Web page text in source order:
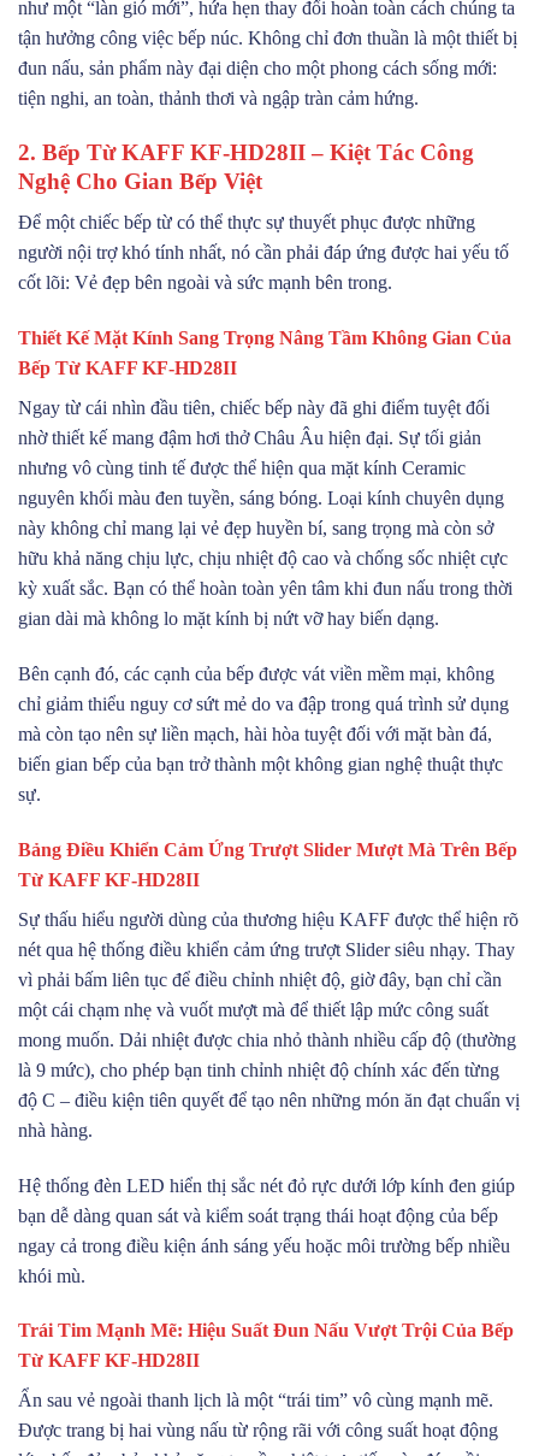
như một “làn gió mới”, hứa hẹn thay đổi hoàn toàn cách chúng ta
tận hưởng công việc bếp núc. Không chỉ đơn thuần là một thiết bị
đun nấu, sản phẩm này đại diện cho một phong cách sống mới:
tiện nghi, an toàn, thảnh thơi và ngập tràn cảm hứng.
2. Bếp Từ KAFF KF-HD28II – Kiệt Tác Công
Nghệ Cho Gian Bếp Việt
Để một chiếc bếp từ có thể thực sự thuyết phục được những
người nội trợ khó tính nhất, nó cần phải đáp ứng được hai yếu tố
cốt lõi: Vẻ đẹp bên ngoài và sức mạnh bên trong.
Thiết Kế Mặt Kính Sang Trọng Nâng Tầm Không Gian Của
Bếp Từ KAFF KF-HD28II
Ngay từ cái nhìn đầu tiên, chiếc bếp này đã ghi điểm tuyệt đối
nhờ thiết kế mang đậm hơi thở Châu Âu hiện đại. Sự tối giản
nhưng vô cùng tinh tế được thể hiện qua mặt kính Ceramic
nguyên khối màu đen tuyền, sáng bóng. Loại kính chuyên dụng
này không chỉ mang lại vẻ đẹp huyền bí, sang trọng mà còn sở
hữu khả năng chịu lực, chịu nhiệt độ cao và chống sốc nhiệt cực
kỳ xuất sắc. Bạn có thể hoàn toàn yên tâm khi đun nấu trong thời
gian dài mà không lo mặt kính bị nứt vỡ hay biến dạng.
Bên cạnh đó, các cạnh của bếp được vát viền mềm mại, không
chỉ giảm thiểu nguy cơ sứt mẻ do va đập trong quá trình sử dụng
mà còn tạo nên sự liền mạch, hài hòa tuyệt đối với mặt bàn đá,
biến gian bếp của bạn trở thành một không gian nghệ thuật thực
sự.
Bảng Điều Khiển Cảm Ứng Trượt Slider Mượt Mà Trên Bếp
Từ KAFF KF-HD28II
Sự thấu hiểu người dùng của thương hiệu KAFF được thể hiện rõ
nét qua hệ thống điều khiển cảm ứng trượt Slider siêu nhạy. Thay
vì phải bấm liên tục để điều chỉnh nhiệt độ, giờ đây, bạn chỉ cần
một cái chạm nhẹ và vuốt mượt mà để thiết lập mức công suất
mong muốn. Dải nhiệt được chia nhỏ thành nhiều cấp độ (thường
là 9 mức), cho phép bạn tinh chỉnh nhiệt độ chính xác đến từng
độ C – điều kiện tiên quyết để tạo nên những món ăn đạt chuẩn vị
nhà hàng.
Hệ thống đèn LED hiển thị sắc nét đỏ rực dưới lớp kính đen giúp
bạn dễ dàng quan sát và kiểm soát trạng thái hoạt động của bếp
ngay cả trong điều kiện ánh sáng yếu hoặc môi trường bếp nhiều
khói mù.
Trái Tim Mạnh Mẽ: Hiệu Suất Đun Nấu Vượt Trội Của Bếp
Từ KAFF KF-HD28II
Ẩn sau vẻ ngoài thanh lịch là một “trái tim” vô cùng mạnh mẽ.
Được trang bị hai vùng nấu từ rộng rãi với công suất hoạt động